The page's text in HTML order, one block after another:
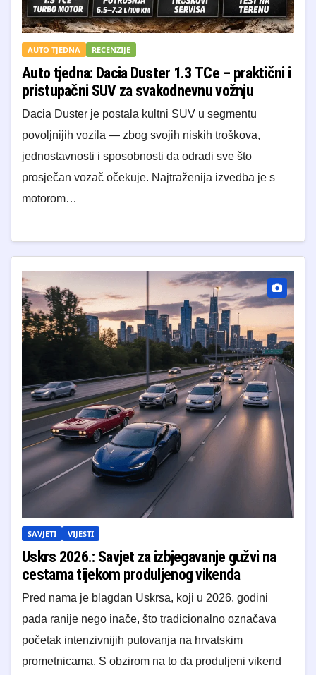
AUTO TJEDNA RECENZIJE
Auto tjedna: Dacia Duster 1.3 TCe – praktični i
pristupačni SUV za svakodnevnu vožnju
Dacia Duster je postala kultni SUV u segmentu
povoljnijih vozila — zbog svojih niskih troškova,
jednostavnosti i sposobnosti da odradi sve što
prosječan vozač očekuje. Najtraženija izvedba je s
motorom…
SAVJETI VIJESTI
Uskrs 2026.: Savjet za izbjegavanje gužvi na
cestama tijekom produljenog vikenda
Pred nama je blagdan Uskrsa, koji u 2026. godini
pada ranije nego inače, što tradicionalno označava
početak intenzivnijih putovanja na hrvatskim
prometnicama. S obzirom na to da produljeni vikend